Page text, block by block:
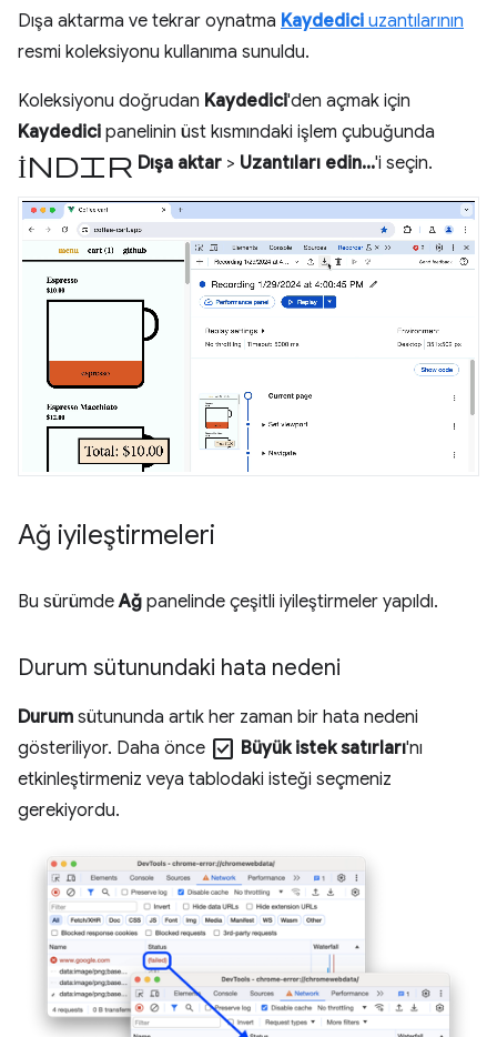
Dışa aktarma ve tekrar oynatma Kaydedici uzantılarının
resmi koleksiyonu kullanıma sunuldu.
Koleksiyonu doğrudan Kaydedici'den açmak için
Kaydedici panelinin üst kısmındaki işlem çubuğunda
İndir Dışa aktar > Uzantıları edin...'i seçin.
Ağ iyileştirmeleri
Bu sürümdeAğ panelinde çeşitli iyileştirmeler yapıldı.
Durum sütunundaki hata nedeni
Durum sütununda artık her zaman bir hata nedeni
gösteriliyor. Daha önce check_box Büyük istek satırları'nı
etkinleştirmeniz veya tablodaki isteği seçmeniz
gerekiyordu.